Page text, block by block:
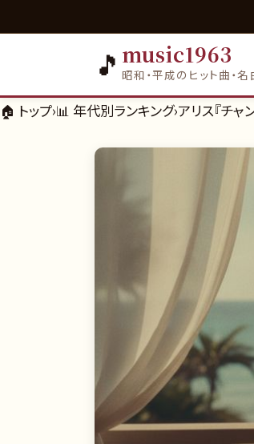
🎵 music1963
昭和・平成のヒット曲・名
🏠 トップ›📊 年代別ランキング›アリス『チ